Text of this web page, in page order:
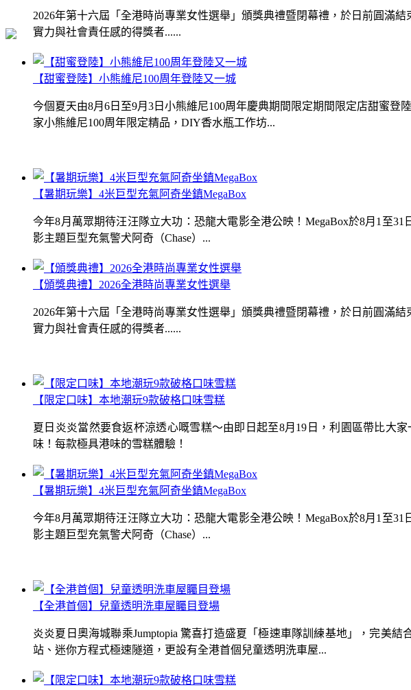
2026年第十六屆「全港時尚專業女性選舉」頒獎典禮暨閉幕禮，於日前圓滿
實力與社會責任感的得獎者......
【暑期玩樂】4米巨型充氣阿奇坐鎮MegaBox
今年8月萬眾期待汪汪隊立大功：恐龍大電影全港公映！MegaBox於8月1至
影主題巨型充氣警犬阿奇（Chase）...
【限定口味】本地潮玩9款破格口味雪糕
夏日炎炎當然要食返杯涼透心嘅雪糕～由即日起至8月19日，利園區帶比大
味！每款極具港味的雪糕體驗！
【全港首個】兒童透明洗車屋矚目登場
炎炎夏日奧海城聯乘Jumptopia 驚喜打造盛夏「極速車隊訓練基地」，完美
站、迷你方程式極速隧道，更設有全港首個兒童透明洗車屋...
【甜蜜登陸】小熊維尼100周年登陸又一城
今個夏天由8月6日至9月3日小熊維尼100周年慶典期間限定期間限定店甜蜜
家小熊維尼100周年限定精品，DIY香水瓶工作坊...
【頒獎典禮】2026全港時尚專業女性選舉
2026年第十六屆「全港時尚專業女性選舉」頒獎典禮暨閉幕禮，於日前圓滿
實力與社會責任感的得獎者......
【暑期玩樂】4米巨型充氣阿奇坐鎮MegaBox
今年8月萬眾期待汪汪隊立大功：恐龍大電影全港公映！MegaBox於8月1至
影主題巨型充氣警犬阿奇（Chase）...